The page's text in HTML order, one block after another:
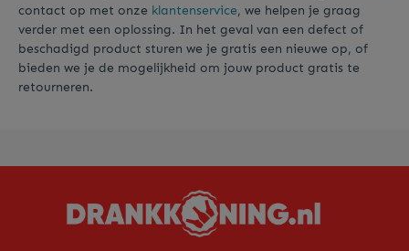
contact op met onze klantenservice, we helpen je graag
verder met een oplossing. In het geval van een defect of
beschadigd product sturen we je gratis een nieuwe op, of
bieden we je de mogelijkheid om jouw product gratis te
retourneren.